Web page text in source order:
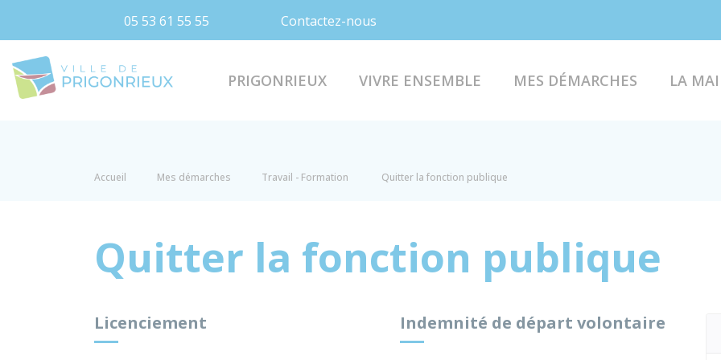
05 53 61 55 55 Contactez-nous
PRIGONRIEUX VIVRE ENSEMBLE MES DÉMARCHES LA
Accueil Mes démarches Travail - Formation Quitter la fonction publique
Quitter la fonction publique
Licenciement Indemnité de départ volontaire